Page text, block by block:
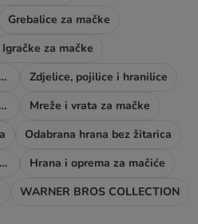
Grebalice za mačke
Igračke za mačke
WC za mačke i proizvodi za njegu
Zdjelice, pojilice i hranilice
Transporteri za mačke i oprema za šetnju
Mreže i vrata za mačke
Odabrana hrana bez žitarica
Posebna hrana i dodaci za mačke
Hrana i oprema za mačiće
WARNER BROS COLLECTION